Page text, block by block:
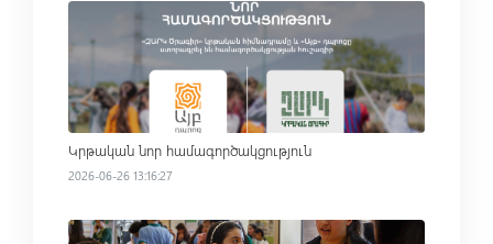
Read more
Կրթական նոր համագործակցություն
2026-06-26 13:16:27
Read more